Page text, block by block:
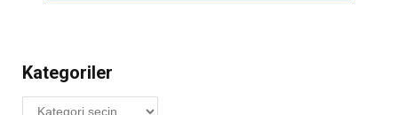
Kategoriler
Kategoriler